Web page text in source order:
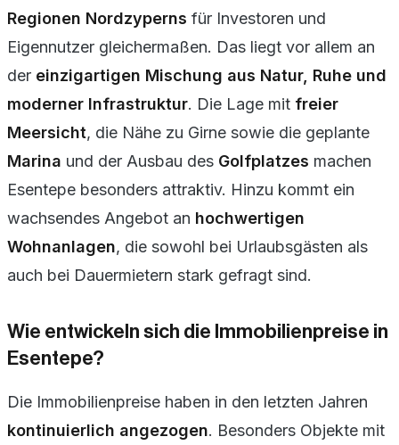
Regionen Nordzyperns für Investoren und
Eigennutzer gleichermaßen. Das liegt vor allem an
der einzigartigen Mischung aus Natur, Ruhe und
moderner Infrastruktur. Die Lage mit freier
Meersicht, die Nähe zu Girne sowie die geplante
Marina und der Ausbau des Golfplatzes machen
Esentepe besonders attraktiv. Hinzu kommt ein
wachsendes Angebot an hochwertigen
Wohnanlagen, die sowohl bei Urlaubsgästen als
auch bei Dauermietern stark gefragt sind.
Wie entwickeln sich die Immobilienpreise in
Esentepe?
Die Immobilienpreise haben in den letzten Jahren
kontinuierlich angezogen. Besonders Objekte mit